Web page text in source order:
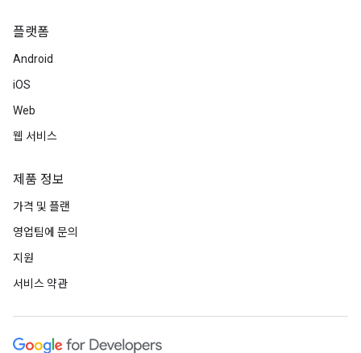
플랫폼
Android
iOS
Web
웹 서비스
제품 정보
가격 및 플랜
영업팀에 문의
지원
서비스 약관